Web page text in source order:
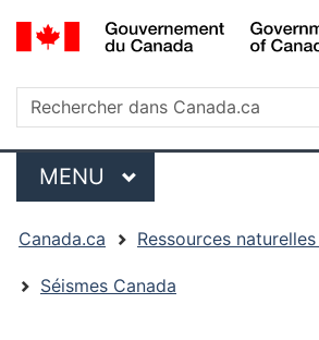
Passer
au
principal
Passer
à
sujet
du
Passer
à
version
HTML
Rechercher
Rechercher
dans
Canada.ca
Menu
MENU PRINCIPAL
êtes
ici
Canada.ca Ressources
Séismes Canada